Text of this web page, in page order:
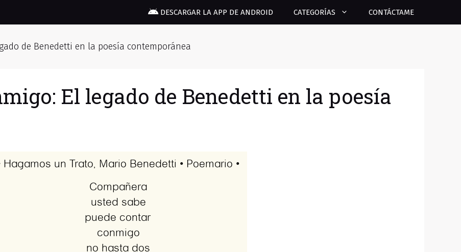
DESCARGAR LA APP DE ANDROID CATEGORÍAS CONTÁCTAME
de Benedetti en la poesía contemporánea
El legado de Benedetti en la poesía